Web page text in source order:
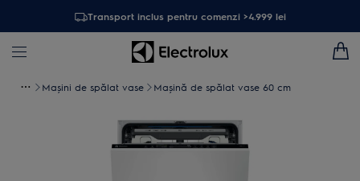
Transport inclus pentru comenzi >4.999 lei
Maşini de spălat vase Mașină de spălat vase 60 cm